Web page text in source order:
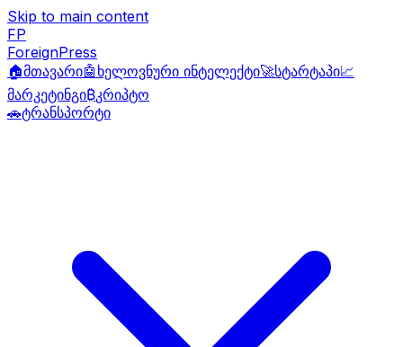
Skip to main content
FP
ForeignPress
🏠მთავარი🤖 ხელოვნური ინტელექტი🚀სტარტაპი📈
მარკეტინგი₿კრიპტო
🚗ტრანსპორტი